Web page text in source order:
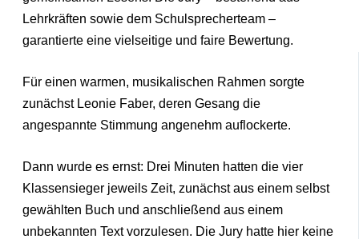
Lehrkräften sowie dem Schulsprecherteam –
garantierte eine vielseitige und faire Bewertung.
Für einen warmen, musikalischen Rahmen sorgte
zunächst Leonie Faber, deren Gesang die
angespannte Stimmung angenehm auflockerte.
Dann wurde es ernst: Drei Minuten hatten die vier
Klassensieger jeweils Zeit, zunächst aus einem selbst
gewählten Buch und anschließend aus einem
unbekannten Text vorzulesen. Die Jury hatte hier keine